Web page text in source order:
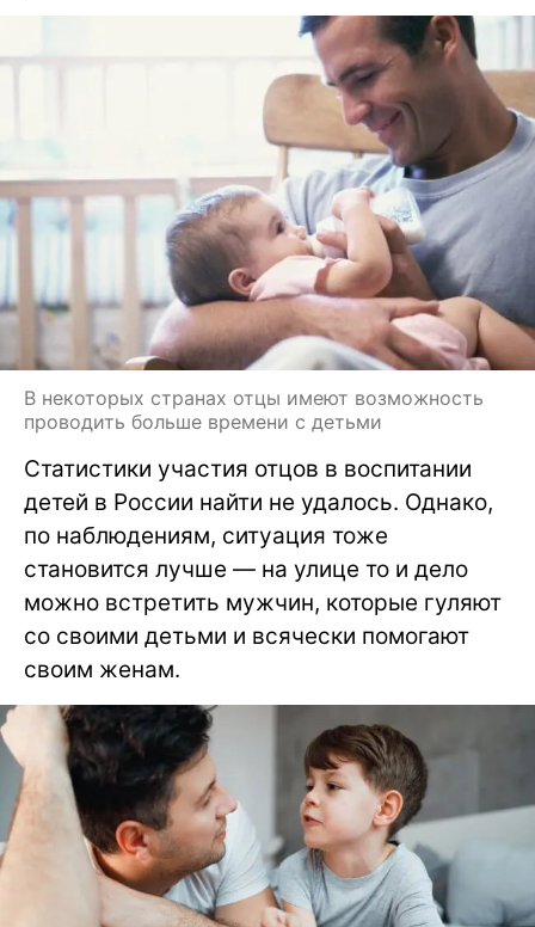
В некоторых странах отцы имеют возможность
проводить больше времени с детьми
Статистики участия отцов в воспитании
детей в России найти не удалось. Однако,
по наблюдениям, ситуация тоже
становится лучше — на улице то и дело
можно встретить мужчин, которые гуляют
со своими детьми и всячески помогают
своим женам.